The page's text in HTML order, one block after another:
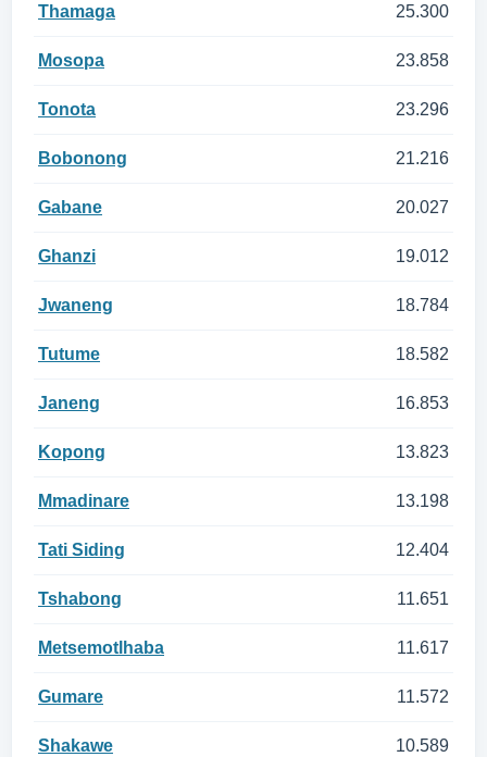
Thamaga 25.300
Mosopa 23.858
Tonota 23.296
Bobonong 21.216
Gabane 20.027
Ghanzi 19.012
Jwaneng 18.784
Tutume 18.582
Janeng 16.853
Kopong 13.823
Mmadinare 13.198
Tati Siding 12.404
Tshabong 11.651
Metsemotlhaba 11.617
Gumare 11.572
Shakawe 10.589